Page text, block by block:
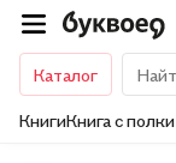
Каталог
КнигиКнига с полки